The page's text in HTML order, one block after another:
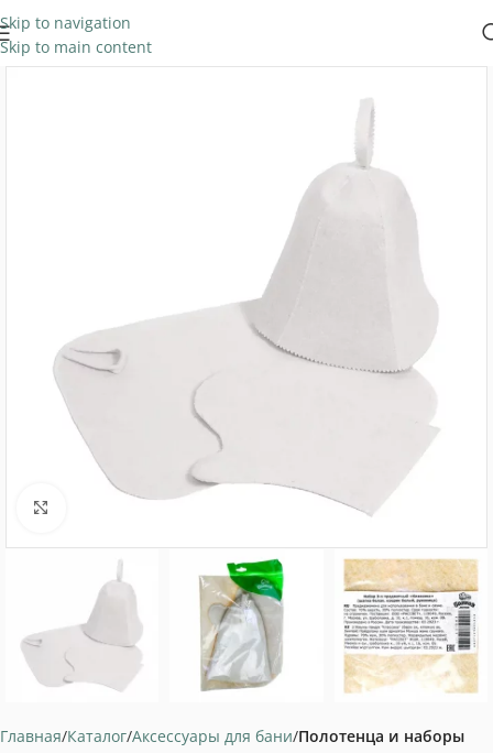
Skip to navigation
Skip to main content
Главная Каталог Аксессуары для бани Полотенца и наборы